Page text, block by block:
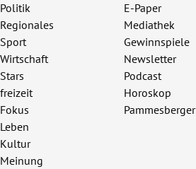
Politik
Regionales
Sport
Wirtschaft
Stars
freizeit
Fokus
Leben
Kultur
Meinung
E-Paper
Mediathek
Gewinnspiele
Newsletter
Podcast
Horoskop
Pammesberger